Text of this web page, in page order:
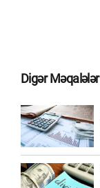
Digər Məqalələr